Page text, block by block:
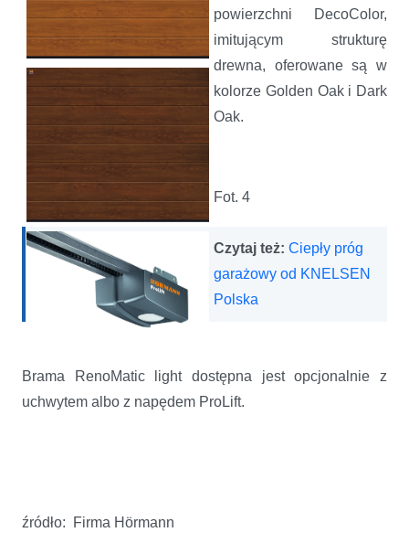
powierzchni DecoColor,
imitującym strukturę
drewna, oferowane są w
kolorze Golden Oak i Dark
Oak.
Fot. 4
Czytaj też: Ciepły próg
garażowy od KNELSEN
Polska
Brama RenoMatic light dostępna jest opcjonalnie z
uchwytem albo z napędem ProLift.
źródło: Firma Hörmann